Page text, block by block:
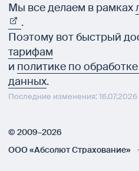
Мы все делаем в рамках
.
Поэтому вот быстрый
тарифам
и политике по
данных.
Последние изменения: 16.07.2026
© 2009–2026
ООО «Абсолют Страхование»